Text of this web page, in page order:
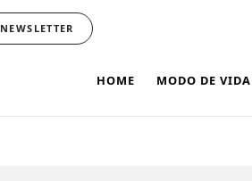
NEWSLETTER
HOME MODO DE VIDA